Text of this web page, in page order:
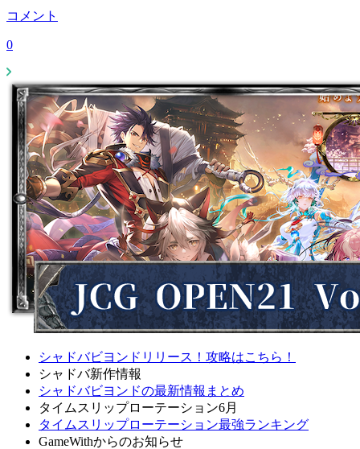
コメント
0
シャドバビヨンドリリース！攻略はこちら！
シャドバ新作情報
シャドバビヨンドの最新情報まとめ
タイムスリップローテーション6月
タイムスリップローテーション最強ランキング
GameWithからのお知らせ